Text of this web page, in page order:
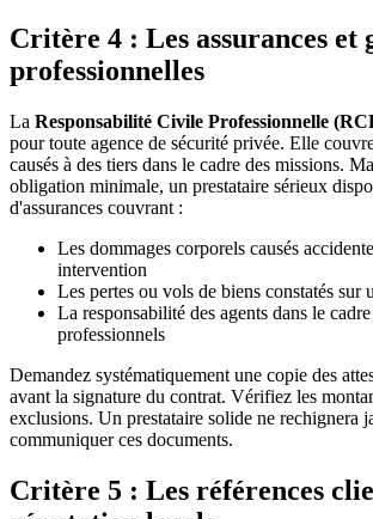
Critère 4 : Les assurances et
professionnelles
La Responsabilité Civile Professionnelle
pour toute agence de sécurité privée. Elle
causés à des tiers dans le cadre des missions.
obligation minimale, un prestataire sérieux
d'assurances couvrant :
Les dommages corporels causés
intervention
Les pertes ou vols de biens constatés sur
La responsabilité des agents dans le
professionnels
Demandez systématiquement une copie des
avant la signature du contrat. Vérifiez les
exclusions. Un prestataire solide ne rechignera
communiquer ces documents.
Critère 5 : Les références